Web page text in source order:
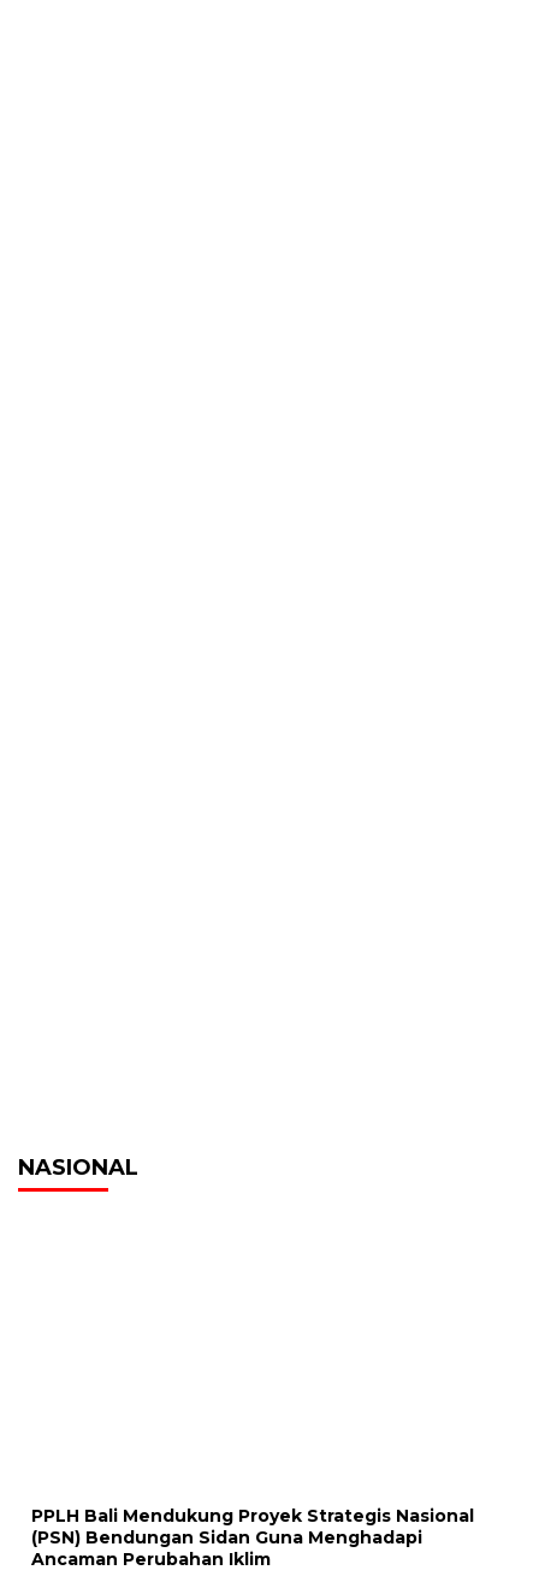
NASIONAL
PPLH Bali Mendukung Proyek Strategis Nasional
(PSN) Bendungan Sidan Guna Menghadapi
Ancaman Perubahan Iklim